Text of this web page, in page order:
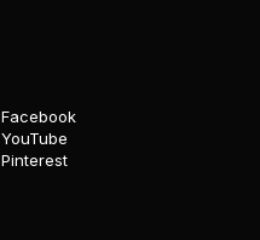
Facebook
YouTube
Pinterest